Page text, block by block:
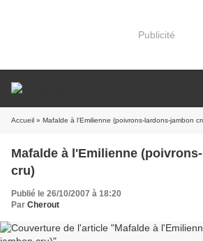
Publicité
Accueil » Mafalde à l'Emilienne (poivrons-lardons-jambon
Mafalde à l'Emilienne
cru)
Publié le 26/10/2007 à 18:20
Par Cherout